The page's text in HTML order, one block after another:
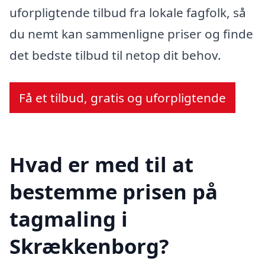
uforpligtende tilbud fra lokale fagfolk, så
du nemt kan sammenligne priser og finde
det bedste tilbud til netop dit behov.
Få et tilbud, gratis og uforpligtende
Hvad er med til at
bestemme prisen på
tagmaling i
Skrækkenborg?